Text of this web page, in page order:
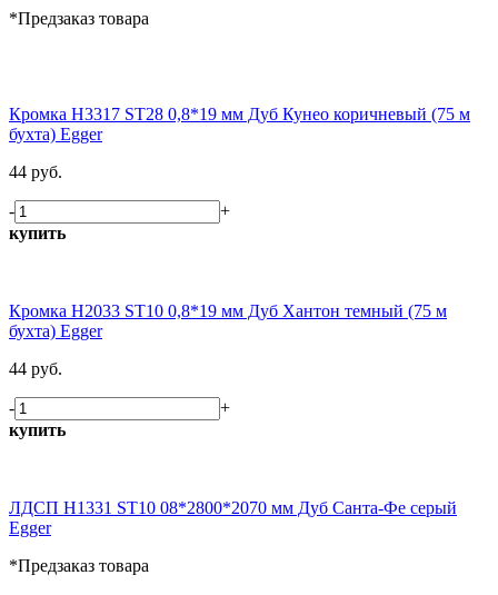
*Предзаказ товара
Кромка H3317 ST28 0,8*19 мм Дуб Кунео коричневый (75 м
бухта) Egger
44 руб.
-
+
купить
Кромка H2033 ST10 0,8*19 мм Дуб Хантон темный (75 м
бухта) Egger
44 руб.
-
+
купить
ЛДСП H1331 ST10 08*2800*2070 мм Дуб Санта-Фе серый
Egger
*Предзаказ товара